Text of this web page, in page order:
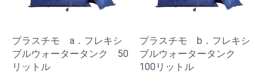
プラスチモ a．フレキシ
ブルウォータータンク 50
リットル
プラスチモ b．フレキシ
ブルウォータータンク
100リットル